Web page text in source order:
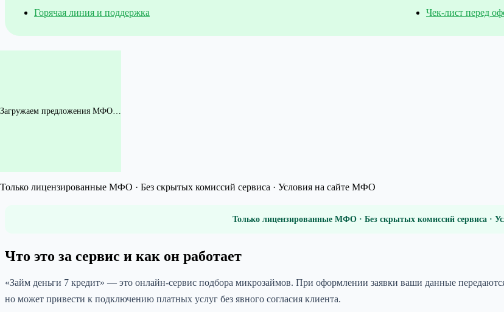
Горячая линия и поддержка
Чек-лист перед
Загружаем предложения МФО…
Только лицензированные МФО · Без скрытых комиссий сервиса · Условия на сайте МФО
Только лицензированные МФО · Без скрытых комиссий сервиса ·
Что это за сервис и как он работает
«Займ деньги 7 кредит» — это онлайн-сервис подбора микрозаймов. При оформлении заявки ваши данные
но может привести к подключению платных услуг без явного согласия клиента.